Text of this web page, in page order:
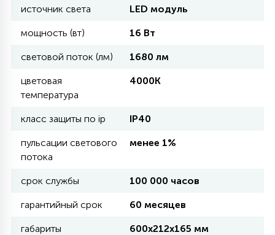
УЛИЧНЫЕ ЕЛИ
ИНТЕРЬЕРНЫЕ ЕЛИ
ВИДЕО ЗАНАВЕСЫ
ПРАЗДНИЧНЫЕ ФИГУРЫ-
источник света LED модуль
мощность (вт) 16 Вт
световой поток (лм) 1680 лм
цветовая
температура
4000K
класс защиты по ip IP40
пульсации светового
потока
менее 1%
срок службы 100 000 часов
гарантийный срок 60 месяцев
габариты 600х212х165 мм